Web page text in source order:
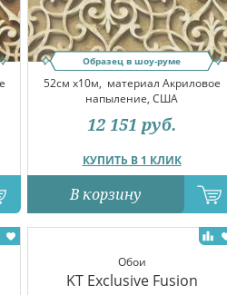
Образец в шоу-руме
52см x10м, материал Акриловое
напыление, США
КУПИТЬ В 1 КЛИК
12 151 руб.
В корзину
Обои
KT Exclusive Fusion